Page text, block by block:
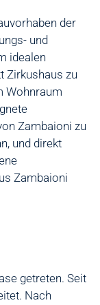
der
und
idealen
Zirkushaus zu
Wohnraum
Zambaioni zu
und direkt
Zambaioni
getreten. Seit
Nach